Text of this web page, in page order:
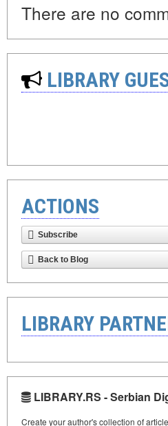
There are no
LIBRARY
ACTIONS
Subscribe
Back to Blog
LIBRARY
LIBRARY.RS - Serbian
Create your author's collection of